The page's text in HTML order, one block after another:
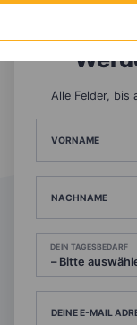
Alle Felder, bis
VORNAME
NACHNAME
DEIN TAGESBEDARF
DEINE E-MAIL